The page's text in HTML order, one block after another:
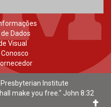
Dados
Visual
Institute
make you free." John 8:32